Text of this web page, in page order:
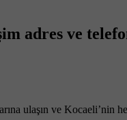
adres ve
ulaşın ve Kocaeli’nin